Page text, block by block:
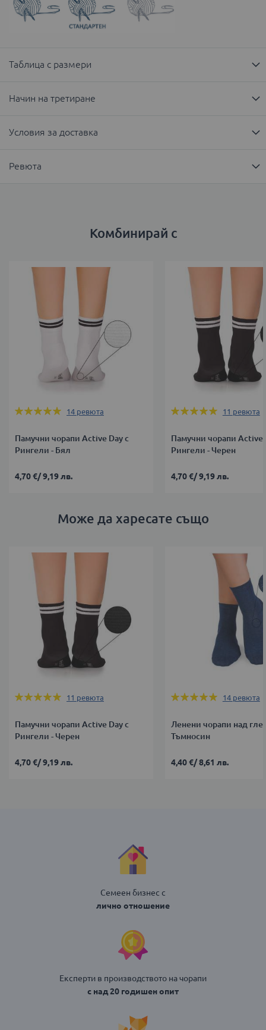
Таблица с размери
Начин на третиране
Условия за доставка
Ревюта
Комбинирай с
Оценка:
14 ревюта
Памучни чорапи Active Day с
Рингели - Бял
4,70 €/9,19 лв.
Оценка:
11 ревюта
Памучни чорапи Active
Рингели - Черен
4,70 €/9,19 лв.
Може да харесате също
Оценка:
11 ревюта
Памучни чорапи Active Day с
Рингели - Черен
4,70 €/9,19 лв.
Оценка:
14 ревюта
Ленени чорапи над
Тъмносин
4,40 €/8,61 лв.
Семеен бизнес с
лично отношение
Експерти в производството на чорапи
с над 20 годишен опит